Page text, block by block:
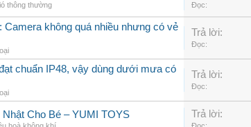
thông thường Đọc:
Camera không quá nhiều nhưng có vẻ
Trả lời:
Đọc:
chuẩn IP48, vậy dùng dưới mưa có
Trả lời:
Đọc:
Cho Bé – YUMI TOYS Trả lời: